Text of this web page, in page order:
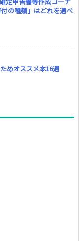
の種類」はどれを選べ
めオススメ本16選